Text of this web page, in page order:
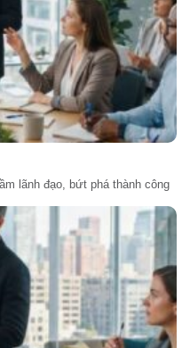
lãnh đạo, bứt phá thành công